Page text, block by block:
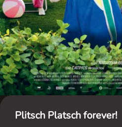
Plitsch Platsch forever!